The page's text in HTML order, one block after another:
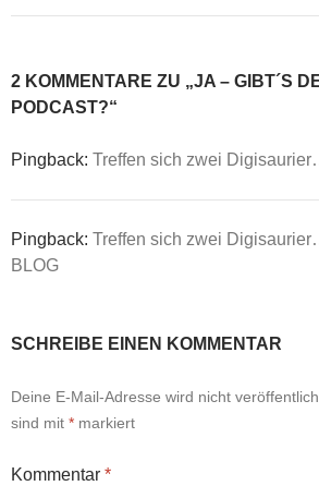
2 KOMMENTARE ZU „JA – GIBT´S
PODCAST?“
Pingback: Treffen sich zwei
Pingback: Treffen sich zwei
BLOG
SCHREIBE EINEN KOMMENTAR
Deine E-Mail-Adresse wird nicht
sind mit * markiert
Kommentar *